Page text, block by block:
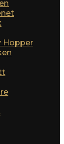
Hopper